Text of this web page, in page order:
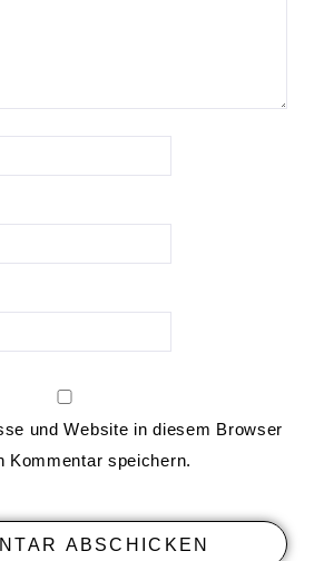
und Website in diesem Browser
Kommentar speichern.